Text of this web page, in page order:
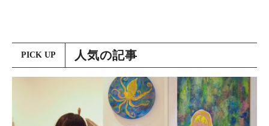
人気の記事
PICK UP